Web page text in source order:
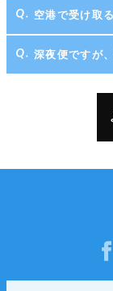
空港で受け取
深夜便ですが